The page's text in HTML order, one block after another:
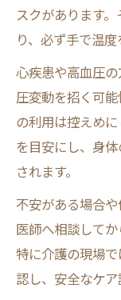
スクがあります
り、必ず手で温
心疾患や高血圧
圧変動を招く可
の利用は控えめ
を目安にし、身
されます。
不安がある場合
医師へ相談してか
特に介護の現場
認し、安全なケア